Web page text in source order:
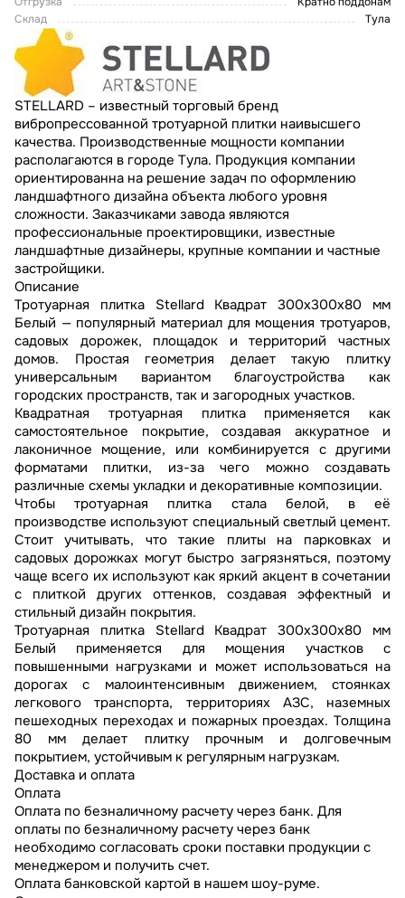
Склад
Тула
STELLARD – известный торговый бренд
вибропрессованной тротуарной плитки наивысшего
качества. Производственные мощности компании
располагаются в городе Тула. Продукция компании
ориентированна на решение задач по оформлению
ландшафтного дизайна объекта любого уровня
сложности. Заказчиками завода являются
профессиональные проектировщики, известные
ландшафтные дизайнеры, крупные компании и частные
застройщики.
Описание
Тротуарная плитка Stellard Квадрат 300x300x80 мм
Белый — популярный материал для мощения тротуаров,
садовых дорожек, площадок и территорий частных
домов. Простая геометрия делает такую плитку
универсальным вариантом благоустройства как
городских пространств, так и загородных участков.
Квадратная тротуарная плитка применяется как
самостоятельное покрытие, создавая аккуратное и
лаконичное мощение, или комбинируется с другими
форматами плитки, из-за чего можно создавать
различные схемы укладки и декоративные композиции.
Чтобы тротуарная плитка стала белой, в её
производстве используют специальный светлый цемент.
Стоит учитывать, что такие плиты на парковках и
садовых дорожках могут быстро загрязняться, поэтому
чаще всего их используют как яркий акцент в сочетании
с плиткой других оттенков, создавая эффектный и
стильный дизайн покрытия.
Тротуарная плитка Stellard Квадрат 300x300x80 мм
Белый применяется для мощения участков с
повышенными нагрузками и может использоваться на
дорогах с малоинтенсивным движением, стоянках
легкового транспорта, территориях АЗС, наземных
пешеходных переходах и пожарных проездах. Толщина
80 мм делает плитку прочным и долговечным
покрытием, устойчивым к регулярным нагрузкам.
Доставка и оплата
Оплата
Оплата по безналичному расчету через банк. Для
оплаты по безналичному расчету через банк
необходимо согласовать сроки поставки продукции с
менеджером и получить счет.
Оплата банковской картой в нашем шоу-руме.